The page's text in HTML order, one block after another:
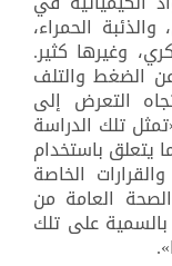
الحمراء،
وغيرها كثير.
الضغط والتلف
التعرض إلى
تلك الدراسة
باستخدام
الخاصة
العامة من
على تلك